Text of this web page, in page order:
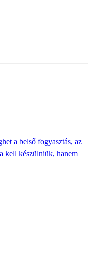
a belső fogyasztás, az
kell készülniük, hanem